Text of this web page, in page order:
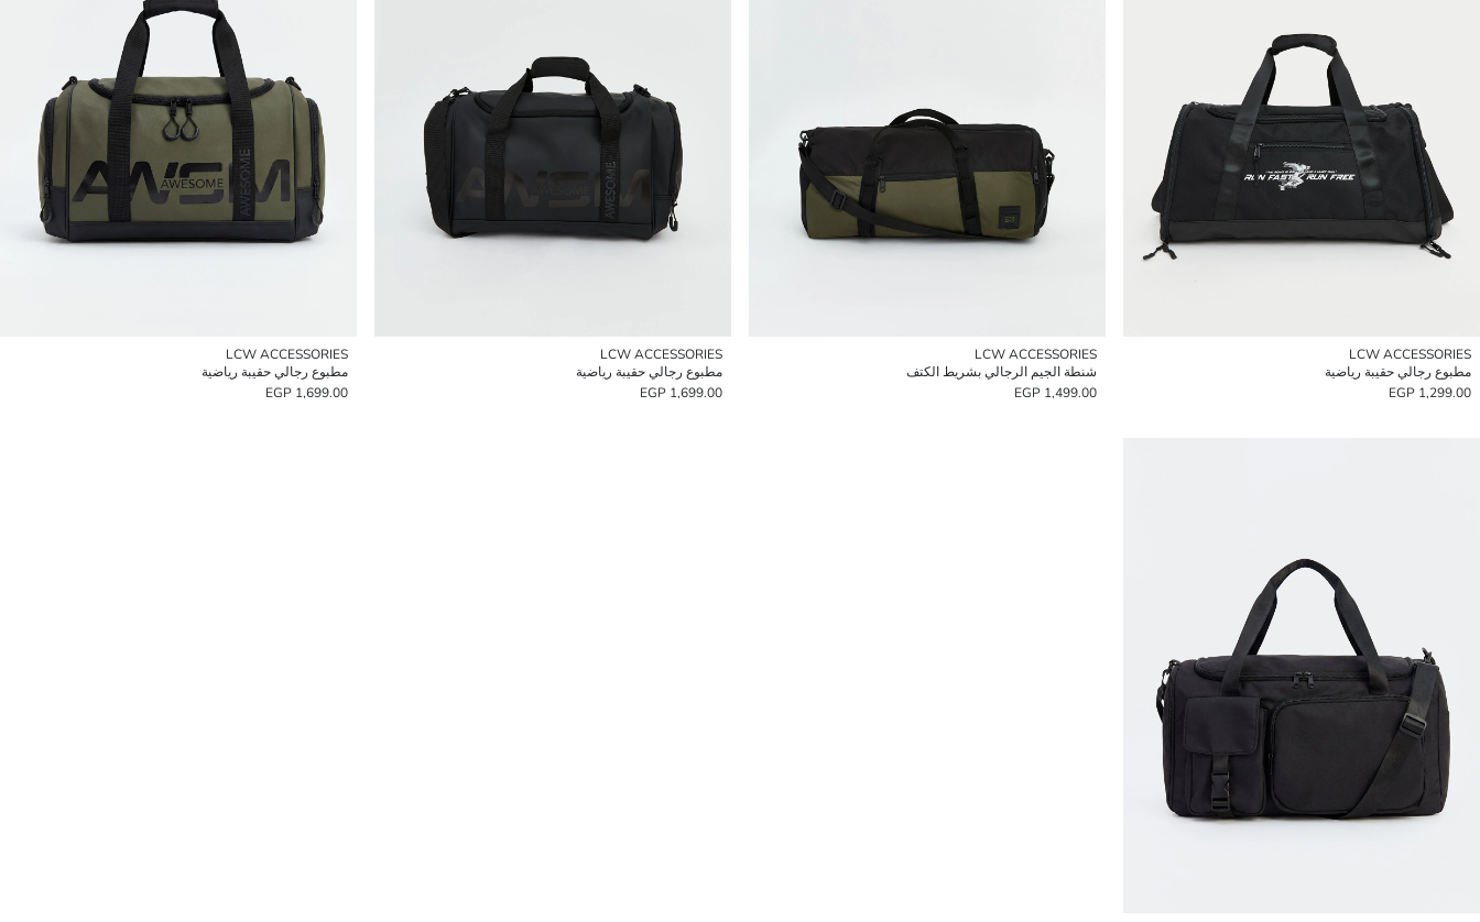
LCW ACCESSORIES
مطبوع رجالي حقيبة رياضية
1,299.00 EGP
LCW ACCESSORIES
شنطة الجيم الرجالي بشريط الكتف
1,499.00 EGP
LCW ACCESSORIES
مطبوع رجالي حقيبة رياضية
1,699.00 EGP
LCW ACCESSORIES
مطبوع رجالي حقيبة رياضية
1,699.00 EGP